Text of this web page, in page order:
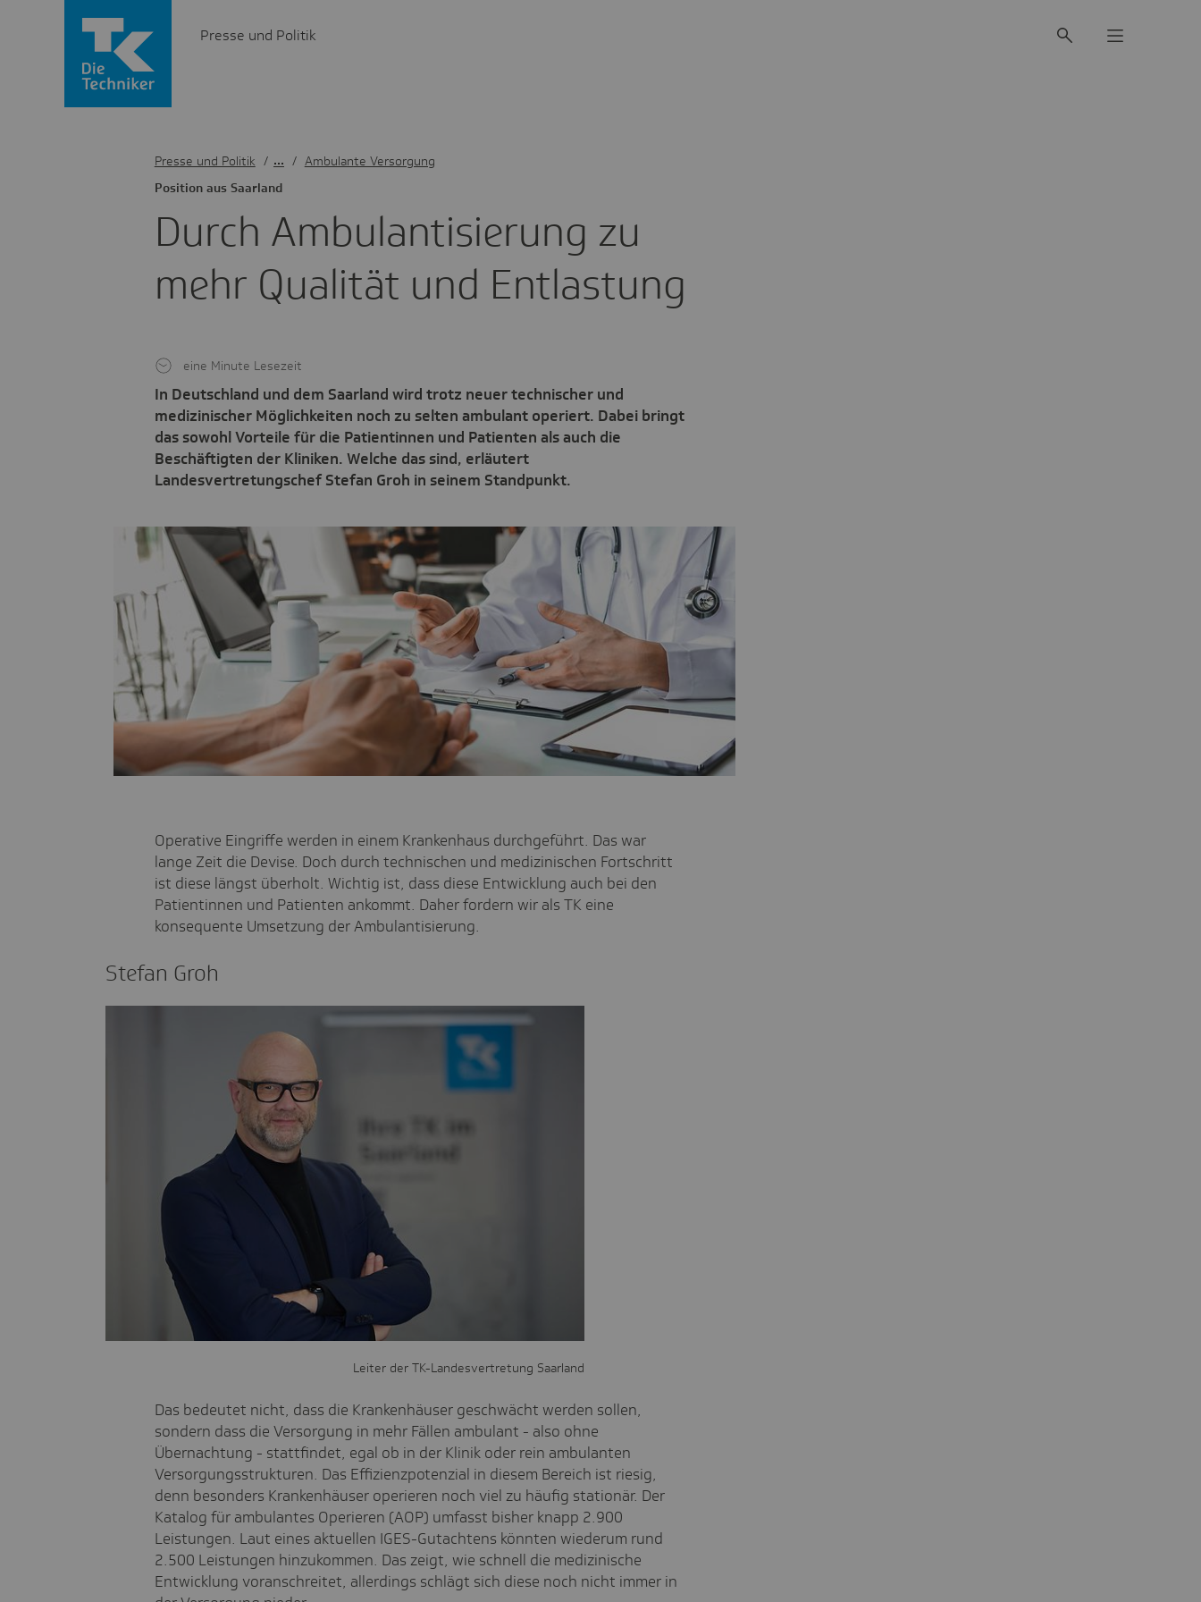
Presse und Politik
Durch Ambu­lan­ti­sie­rung zu
mehr Qualität und Entlas­tung
Posi­tion aus Saar­land
In Deutschland und dem Saarland wird trotz neuer technischer und
medizinischer Möglichkeiten noch zu selten ambulant operiert. Dabei bringt
das sowohl Vorteile für die Patientinnen und Patienten als auch die
Beschäftigten der Kliniken. Welche das sind, erläutert
Landesvertretungschef Stefan Groh in seinem Standpunkt.
eine Minute Lesezeit
Presse und Politik / Ambulante Versorgung
Operative Eingriffe werden in einem Krankenhaus durchgeführt. Das war
lange Zeit die Devise. Doch durch technischen und medizinischen Fortschritt
ist diese längst überholt. Wichtig ist, dass diese Entwicklung auch bei den
Patientinnen und Patienten ankommt. Daher fordern wir als TK eine
konsequente Umsetzung der Ambulantisierung.
Stefan Groh
Leiter der TK-Landesvertretung Saarland
Das bedeutet nicht, dass die Krankenhäuser geschwächt werden sollen,
sondern dass die Versorgung in mehr Fällen ambulant - also ohne
Übernachtung - stattfindet, egal ob in der Klinik oder rein ambulanten
Versorgungsstrukturen. Das Effizienzpotenzial in diesem Bereich ist riesig,
denn besonders Krankenhäuser operieren noch viel zu häufig stationär. Der
Katalog für ambulantes Operieren (AOP) umfasst bisher knapp 2.900
Leistungen. Laut eines aktuellen IGES-Gutachtens könnten wiederum rund
2.500 Leistungen hinzukommen. Das zeigt, wie schnell die medizinische
Entwicklung voranschreitet, allerdings schlägt sich diese noch nicht immer in